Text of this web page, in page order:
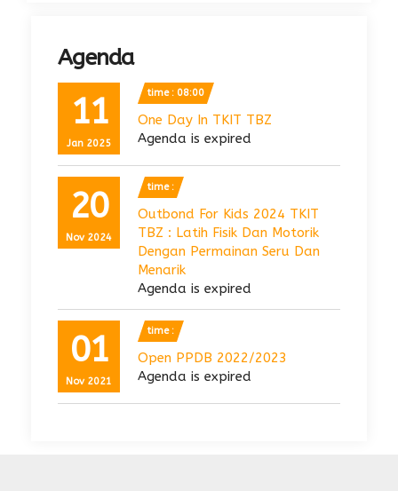
Agenda
11
Jan 2025
time : 08:00
One Day In TKIT TBZ
Agenda is expired
20
Nov 2024
time :
Outbond For Kids 2024 TKIT
TBZ : Latih Fisik Dan Motorik
Dengan Permainan Seru Dan
Menarik
Agenda is expired
01
Nov 2021
time :
Open PPDB 2022/2023
Agenda is expired